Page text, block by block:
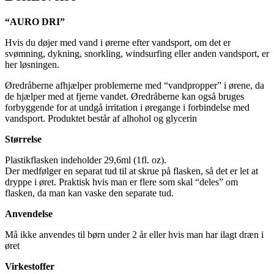
“AURO DRI”
Hvis du døjer med vand i ørerne efter vandsport, om det er
svømning, dykning, snorkling, windsurfing eller anden vandsport, er
her løsningen.
Øredråberne afhjælper problemerne med “vandpropper” i ørene, da
de hjælper med at fjerne vandet. Øredråberne kan også bruges
forbyggende for at undgå irritation i øregange i forbindelse med
vandsport. Produktet består af alhohol og glycerin
Størrelse
Plastikflasken indeholder 29,6ml (1fl. oz).
Der medfølger en separat tud til at skrue på flasken, så det er let at
dryppe i øret. Praktisk hvis man er flere som skal “deles” om
flasken, da man kan vaske den separate tud.
Anvendelse
Må ikke anvendes til børn under 2 år eller hvis man har ilagt dræn i
øret
Virkestoffer